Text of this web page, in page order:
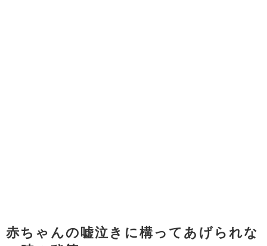
赤ちゃんの嘘泣きに構ってあげられな